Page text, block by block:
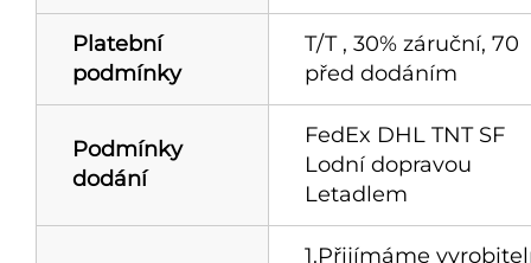
Platební
podmínky
T/T , 30% záruční, 70
před dodáním
Podmínky
dodání
FedEx DHL TNT SF
Lodní dopravou
Letadlem
1.Přijímáme